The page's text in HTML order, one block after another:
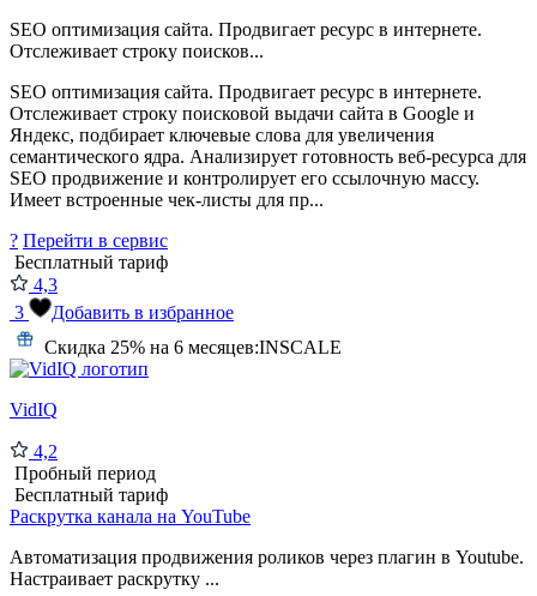
SEO оптимизация сайта. Продвигает ресурс в интернете.
Отслеживает строку поисков...
SEO оптимизация сайта. Продвигает ресурс в интернете.
Отслеживает строку поисковой выдачи сайта в Google и
Яндекс, подбирает ключевые слова для увеличения
семантического ядра. Анализирует готовность веб-ресурса для
SEO продвижение и контролирует его ссылочную массу.
Имеет встроенные чек-листы для пр...
? Перейти в сервис
Бесплатный тариф
4,3
3
Добавить в избранное
Скидка 25% на 6 месяцев:INSCALE
VidIQ
4,2
Пробный период
Бесплатный тариф
Раскрутка канала на YouTube
Автоматизация продвижения роликов через плагин в Youtube.
Настраивает раскрутку ...